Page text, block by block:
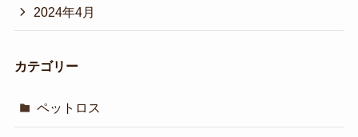
2024年4月
カテゴリー
ペットロス